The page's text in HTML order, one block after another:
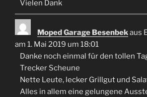
Vielen Dank
Moped Garage Besenbekaus
am 1. Mai 2019 um 18:01
Danke noch einmal für den tollen
Trecker Scheune
Nette Leute, lecker Grillgut und
Alles in allem eine gelungene